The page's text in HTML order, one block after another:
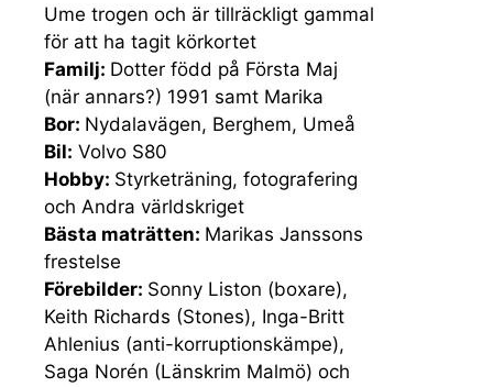
Ume trogen och är tillräckligt gammal
för att ha tagit körkortet
Familj: Dotter född på Första Maj
(när annars?) 1991 samt Marika
Bor: Nydalavägen, Berghem, Umeå
Bil: Volvo S80
Hobby: Styrketräning, fotografering
och Andra världskriget
Bästa maträtten: Marikas Janssons
frestelse
Förebilder: Sonny Liston (boxare),
Keith Richards (Stones), Inga-Britt
Ahlenius (anti-korruptionskämpe),
Saga Norén (Länskrim Malmö) och